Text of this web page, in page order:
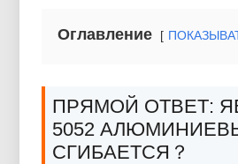
Оглавление
ПРЯМОЙ ОТВЕТ:
5052
СГИБАЕТСЯ？